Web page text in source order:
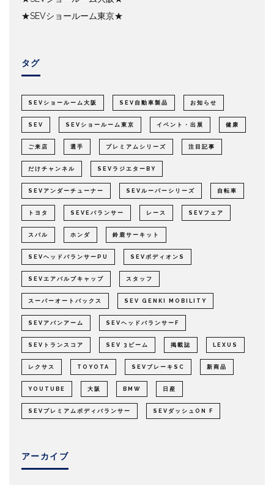
★SEVショールーム東京★
タグ
SEVショールーム大阪 SEV自動車製品 お知らせ
SEV SEVショールーム東京 イベント・出展 健康
ご来店 選手 プレミアムシリーズ 注目記事
だけチャンネル SEVラジエターBY
SEVアンダーチューナー SEVルーパーシリーズ 自転車
トヨタ SEVEバランサー レース SEVフェア
スバル ホンダ 鈴鹿サーキット
SEVヘッドバランサーPU SEVボディオンS
SEVエアバルブキャップ スタッフ
スーパーオートバックス SEV GENKI MOBILITY
SEVアバンアーム SEVヘッドバランサーF
SEVトランスコア SEV 3ビーム 掲載誌 LEXUS
レクサス TOYOTA SEVブレーキSC 新商品
YOUTUBE 大阪 BMW 日産
SEVプレミアムボディバランサー SEVダッシュON F
アーカイブ